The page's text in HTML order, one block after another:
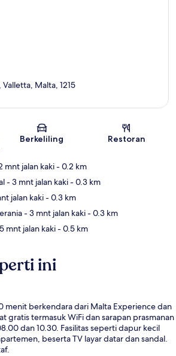
Peta
Malta, 1215
Berkeliling Restoran
mnt jalan kaki- 0.2 km
- 3 mnt jalan kaki- 0.3 km
jalan kaki- 0.3 km
- 3 mnt jalan kaki- 0.3 km
mnt jalan kaki- 0.5 km
ini
menit berkendara dari Malta Experience dan
gratis termasuk WiFi dan sarapan prasmanan
dan 10.30. Fasilitas seperti dapur kecil
beserta TV layar datar dan sandal.